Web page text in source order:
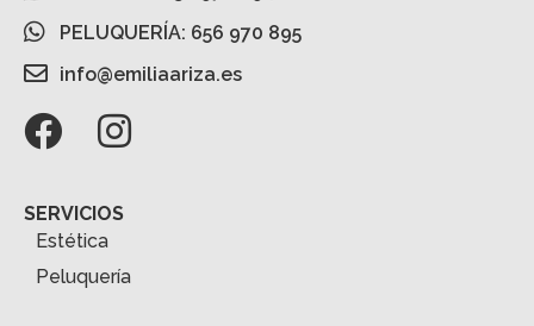
PELUQUERÍA: 656 970 895
info@emiliaariza.es
SERVICIOS
Estética
Peluquería